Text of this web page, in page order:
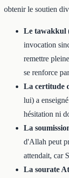
obtenir le soutien
Le tawakkul
invocation
remettre
se renforce
La certitude
lui) a
hésitation ni
La
d'Allah peut
attendait, car
La sourate